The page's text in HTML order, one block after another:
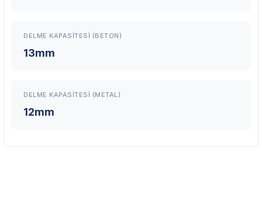
DELME KAPASITESI (BETON)
13mm
DELME KAPASITESI (METAL)
12mm